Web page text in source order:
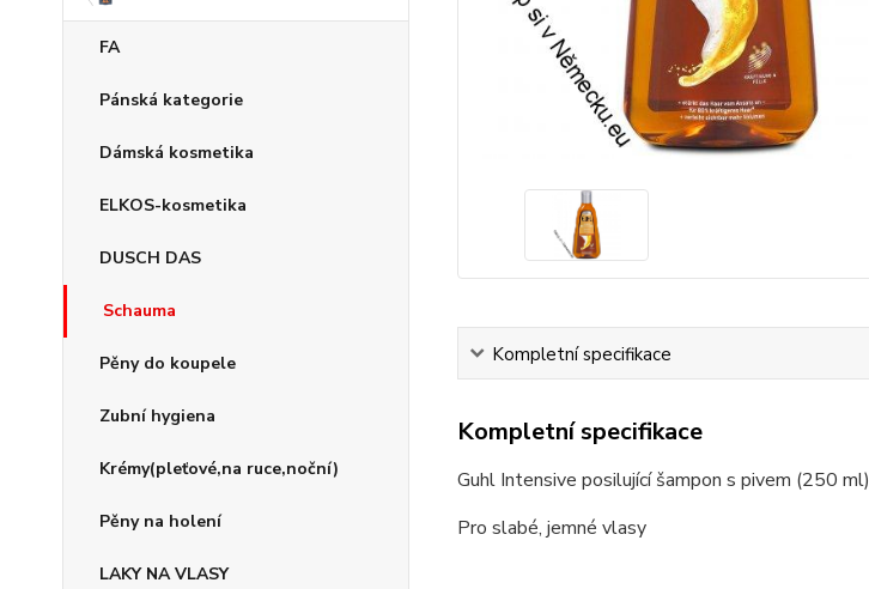
FA
Pánská kategorie
Dámská kosmetika
ELKOS-kosmetika
DUSCH DAS
Schauma
Pěny do koupele
Zubní hygiena
Krémy(pleťové,na ruce,noční)
Pěny na holení
LAKY NA VLASY
Kompletní specifikace
Kompletní specifikace
Guhl Intensive posilující šampon s pivem (250 ml)
Pro slabé, jemné vlasy